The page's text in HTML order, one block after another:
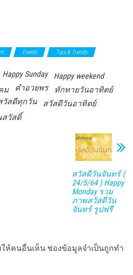
Events Tips & Trends
Happy Sunday
Happy weekend
ม คำอวยพร
ทักทายวันอาทิตย์
วัสดีทุกวัน
สวัสดีวันอาทิตย์
วัสดิ์
สวัสดีวันจันทร์ (
24/5/64 ) Happy
Monday รวม
ภาพสวัสดีวัน
จันทร์ รูปฟรี
ห้คนอื่นเห็น ช่องข้อมูลจำเป็นถูกทำ